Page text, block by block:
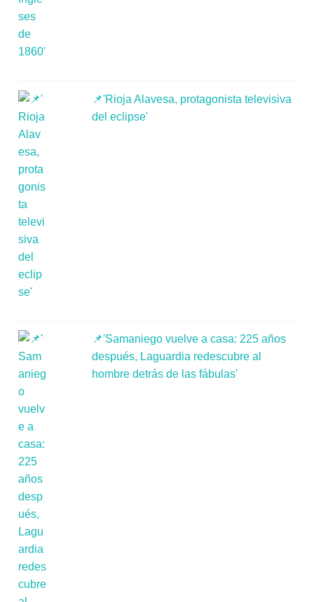
📌'Rioja Alavesa, protagonista televisiva
del eclipse'
📌'Samaniego vuelve a casa: 225 años
después, Laguardia redescubre al
hombre detrás de las fábulas'